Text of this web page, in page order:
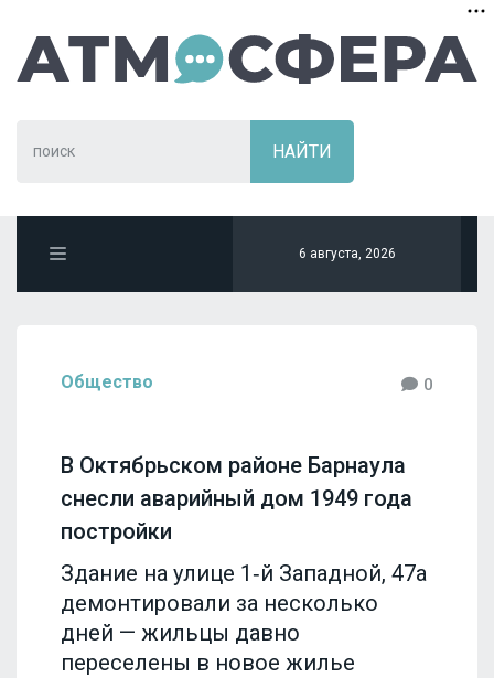
6 августа, 2026
Общество 0
В Октябрьском районе Барнаула
снесли аварийный дом 1949 года
постройки
Здание на улице 1‑й Западной, 47а
демонтировали за несколько
дней — жильцы давно
переселены в новое жилье